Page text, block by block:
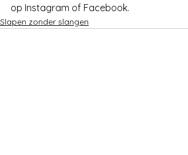
op Instagram of Facebook.
Slapen zonder slangen